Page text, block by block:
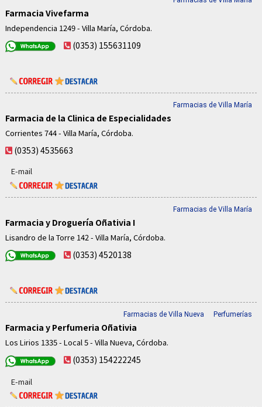
Farmacia Vivefarma
Independencia 1249 - Villa María, Córdoba.
(0353) 155631109
Farmacias de Villa María
Farmacia de la Clinica de Especialidades
Corrientes 744 - Villa María, Córdoba.
(0353) 4535663
E-mail
Farmacias de Villa María
Farmacia y Droguería Oñativia I
Lisandro de la Torre 142 - Villa María, Córdoba.
(0353) 4520138
Farmacias de Villa Nueva Perfumerías
Farmacia y Perfumeria Oñativia
Los Lirios 1335 - Local 5 - Villa Nueva, Córdoba.
(0353) 154222245
E-mail